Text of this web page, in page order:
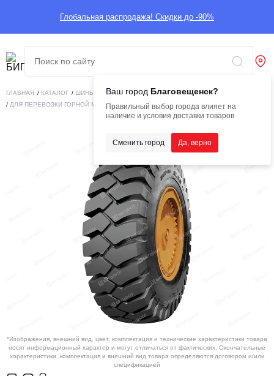
Глобальная распродажа! Скидки до -90%
Ваш город Благовещенск?
Правильный выбор города влияет на
наличие и условия доставки товаров
Сменить город Да, верно
ГЛАВНАЯ / КАТАЛОГ / ШИНЫ
ИНДУСТРИАЛЬНЫЕ
/ ДЛЯ ПЕРЕВОЗКИ ГОРНОЙ МАССЫ /ШИНА 21.00-35 40PR EL35 WESTLAKE Е4 TL.
*Изображения, внешний вид, цвет, комплектация и технические характеристики товара
носят информационный характер и могут отличаться от фактических. Окончательные
характеристики, комплектация и внешний вид товара определяются договором и/или
спецификацией